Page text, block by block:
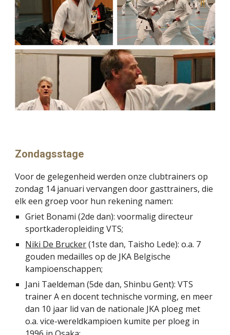
Zondagsstage
Voor de gelegenheid werden onze clubtrainers op
zondag 14 januari vervangen door gasttrainers, die
elk een groep voor hun rekening namen:
Griet Bonami (2de dan): voormalig directeur
sportkaderopleiding VTS;
Niki De Brucker(1ste dan, Taisho Lede): o.a. 7
gouden medailles op de JKA Belgische
kampioenschappen;
Jani Taeldeman (5de dan, Shinbu Gent): VTS
trainer A en docent technische vorming, en meer
dan 10 jaar lid van de nationale JKA ploeg met
o.a. vice-wereldkampioen kumite per ploeg in